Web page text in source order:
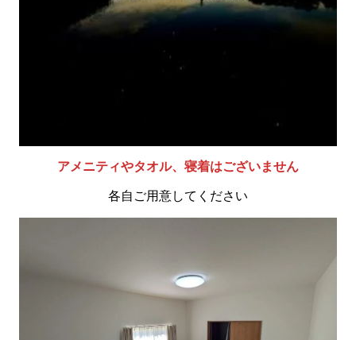
アメニティやタオル、寝着はございません
各自ご用意してください